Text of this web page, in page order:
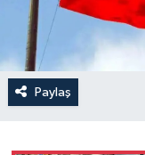
Paylaş
Eği̇ti̇m